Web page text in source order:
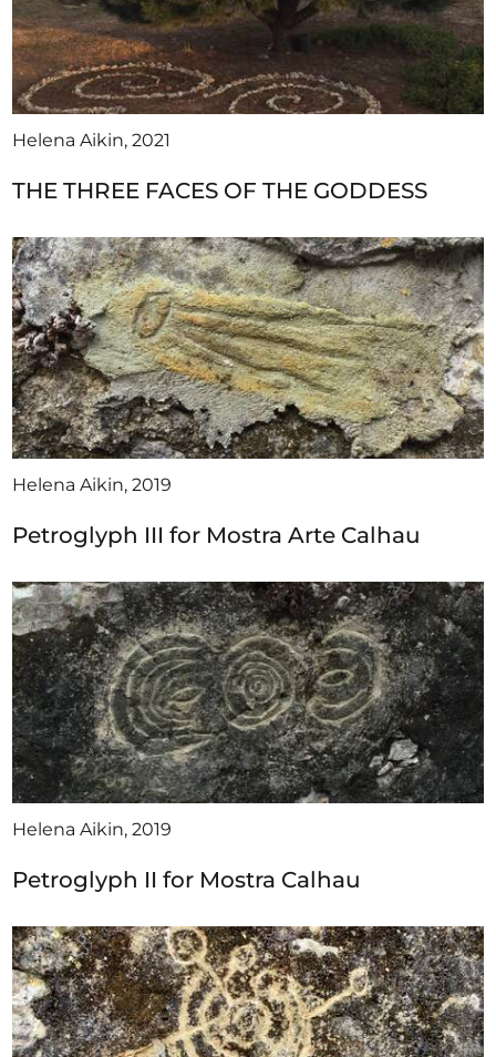
Helena Aikin, 2021
THE THREE FACES OF THE GODDESS
Helena Aikin, 2019
Petroglyph III for Mostra Arte Calhau
Helena Aikin, 2019
Petroglyph II for Mostra Calhau